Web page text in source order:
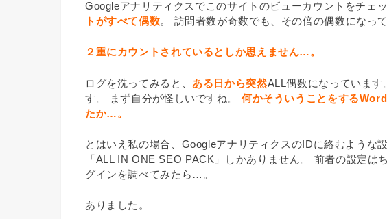
Googleアナリティクスでこのサイトのビューカウントをチェ
トがすべて偶数。 訪問者数が奇数でも、その倍の偶数になって
２重にカウントされているとしか思えません…。
ログを洗ってみると、 ある日から突然ALL偶数になっています
す。 まず自分が怪しいですね。 何かそういうことをする
たか…。
とはいえ私の場合、GoogleアナリティクスのIDに絡むような
「ALL IN ONE SEO PACK」しかありません。 前者の設定は
グインを調べてみたら…。
ありました。